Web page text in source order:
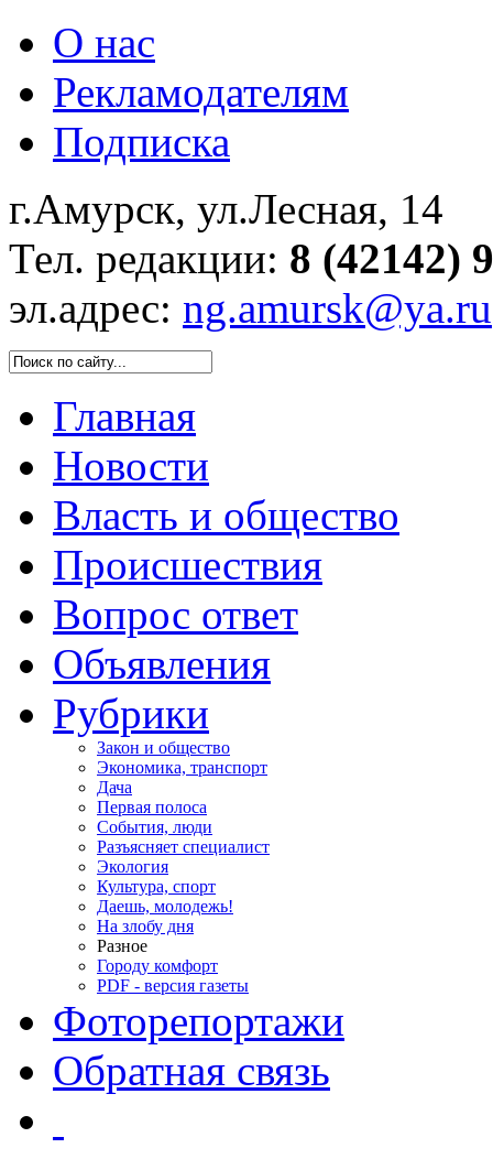
О нас
Рекламодателям
Подписка
г.Амурск, ул.Лесная, 14
Тел. редакции: 8 (42142)
эл.адрес: ng.amursk@ya.ru
Главная
Новости
Власть и общество
Происшествия
Вопрос ответ
Объявления
Рубрики
Закон и общество
Экономика, транспорт
Дача
Первая полоса
События, люди
Разъясняет специалист
Экология
Культура, спорт
Даешь, молодежь!
На злобу дня
Разное
Городу комфорт
PDF - версия газеты
Фоторепортажи
Обратная связь